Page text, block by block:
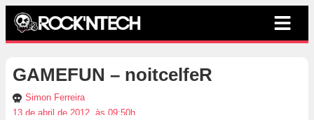
GAMEFUN – noitcelfeR
Simon Ferreira
13 de abril de 2012, às 09:50h